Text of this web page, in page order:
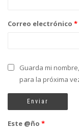
Correo electrónico *
Guarda mi
para la próxima
Este @ño *